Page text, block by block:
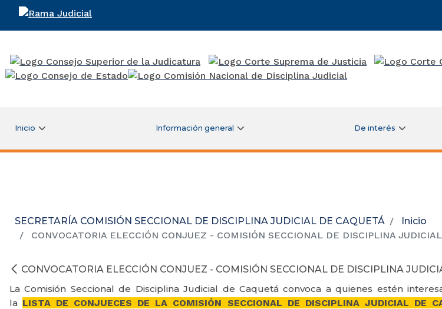
Rama Judicial
Inicio Información general De interés
SECRETARÍA COMISIÓN SECCIONAL DE DISCIPLINA JUDICIAL DE CAQUETÁ
Inicio
CONVOCATORIA ELECCIÓN CONJUEZ - COMISIÓN SECCIONAL DE DISCIPLINA
CONVOCATORIA ELECCIÓN CONJUEZ - COMISIÓN SECCIONAL DE DISCIPLINA
La Comisión Seccional de Disciplina Judicial de Caquetá convoca a quienes estén
la LISTA DE CONJUECES DE LA COMISIÓN SECCIONAL DE DISCIPLINA JUDICIAL DE